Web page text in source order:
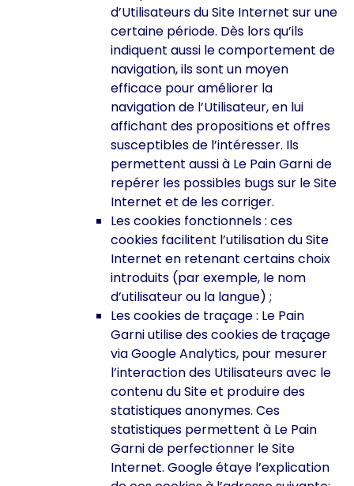
d’Utilisateurs du Site Internet sur une
certaine période. Dès lors qu’ils
indiquent aussi le comportement de
navigation, ils sont un moyen
efficace pour améliorer la
navigation de l’Utilisateur, en lui
affichant des propositions et offres
susceptibles de l’intéresser. Ils
permettent aussi à Le Pain Garni de
repérer les possibles bugs sur le Site
Internet et de les corriger.
Les cookies fonctionnels : ces
cookies facilitent l’utilisation du Site
Internet en retenant certains choix
introduits (par exemple, le nom
d’utilisateur ou la langue) ;
Les cookies de traçage : Le Pain
Garni utilise des cookies de traçage
via Google Analytics, pour mesurer
l’interaction des Utilisateurs avec le
contenu du Site et produire des
statistiques anonymes. Ces
statistiques permettent à Le Pain
Garni de perfectionner le Site
Internet. Google étaye l’explication